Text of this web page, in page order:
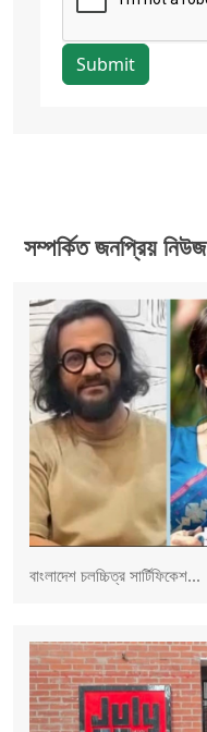
Submit
সম্পর্কিত জনপ্রিয় নিউজ
বাংলাদেশ চলচ্চিত্র সার্টিফিকেশ...